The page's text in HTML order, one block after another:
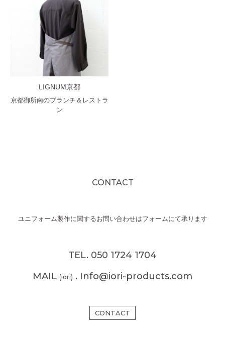
LIGNUM京都
京都御所南のブランチ＆レストラ
ン
CONTACT
ユニフォーム製作に関するお問い合わせはフォームにて承ります
TEL. 050 1724 1704
MAIL (iori) . Info@iori-products.com
CONTACT